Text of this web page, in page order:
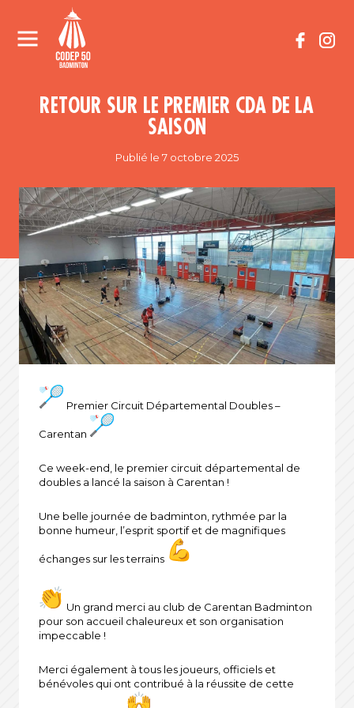
RETOUR SUR LE PREMIER CDA DE LA
SAISON
Publié le 7 octobre 2025
Premier Circuit Départemental Doubles –
Carentan
Ce week-end, le premier circuit départemental de
doubles a lancé la saison à Carentan !
Une belle journée de badminton, rythmée par la
bonne humeur, l’esprit sportif et de magnifiques
échanges sur les terrains
Un grand merci au club de Carentan Badminton
pour son accueil chaleureux et son organisation
impeccable !
Merci également à tous les joueurs, officiels et
bénévoles qui ont contribué à la réussite de cette